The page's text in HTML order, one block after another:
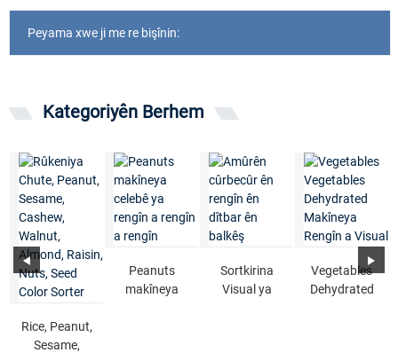
Peyama xwe ji me re bişînin:
Kategoriyên Berhem
Rice, Peanut,
Sesame,
Peanuts
makîneya
Sortkirina
Visual ya
Vegetables
Dehydrated